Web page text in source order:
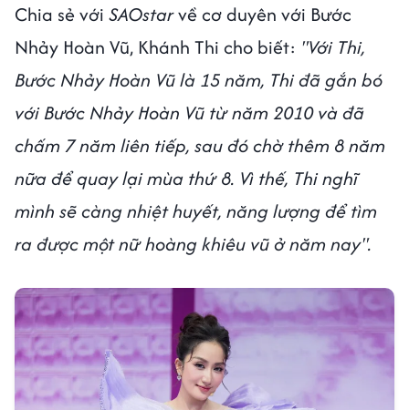
Chia sẻ với SAOstarvề cơ duyên với Bước
Nhảy Hoàn Vũ, Khánh Thi cho biết: "Với Thi,
Bước Nhảy Hoàn Vũ là 15 năm, Thi đã gắn bó
với Bước Nhảy Hoàn Vũ từ năm 2010 và đã
chấm 7 năm liên tiếp, sau đó chờ thêm 8 năm
nữa để quay lại mùa thứ 8. Vì thế, Thi nghĩ
mình sẽ càng nhiệt huyết, năng lượng để tìm
ra được một nữ hoàng khiêu vũ ở năm nay".